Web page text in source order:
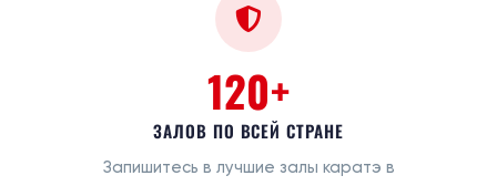
120+
ЗАЛОВ ПО ВСЕЙ СТРАНЕ
Запишитесь в лучшие залы каратэ в